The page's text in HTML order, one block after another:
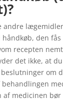
andre
håndkøb, den fås
recepten
det ikke, at
om
af ​​medicinen